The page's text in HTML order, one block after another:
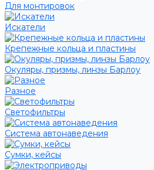
Для монтировок
Искатели
Крепежные кольца и пластины
Окуляры, призмы, линзы Барлоу
Разное
Светофильтры
Система автонаведения
Сумки, кейсы